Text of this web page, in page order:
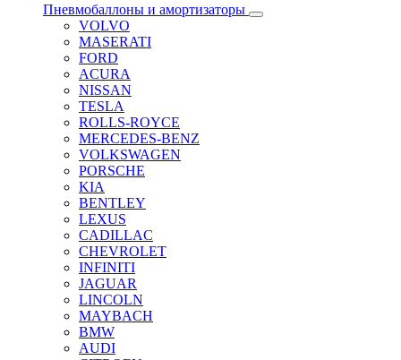
Пневмобаллоны и амортизаторы
VOLVO
MASERATI
FORD
ACURA
NISSAN
TESLA
ROLLS-ROYCE
MERCEDES-BENZ
VOLKSWAGEN
PORSCHE
KIA
BENTLEY
LEXUS
CADILLAC
CHEVROLET
INFINITI
JAGUAR
LINCOLN
MAYBACH
BMW
AUDI